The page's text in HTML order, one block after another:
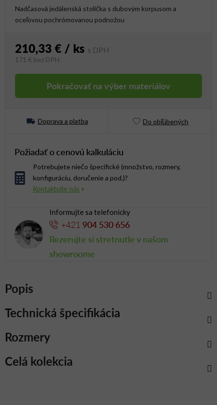
Nadčasová jedálenská stolička s dubovým korpusom a
oceľovou pochrómovanou podnožou
210,33 € / ks
171 € bez DPH
Pokračovať na výber materiálov
Doprava a platba Do obľúbených
Požiadať o cenovú kalkuláciu
Potrebujete niečo špecifické (množstvo, rozmery,
konfiguráciu, doručenie a pod.)?
Informujte sa telefonicky
+421 904 530 656
Rezerujte si stretnutie v našom
showroome
Popis
Celá kolekcia
Rozmery
Technická špecifikácia